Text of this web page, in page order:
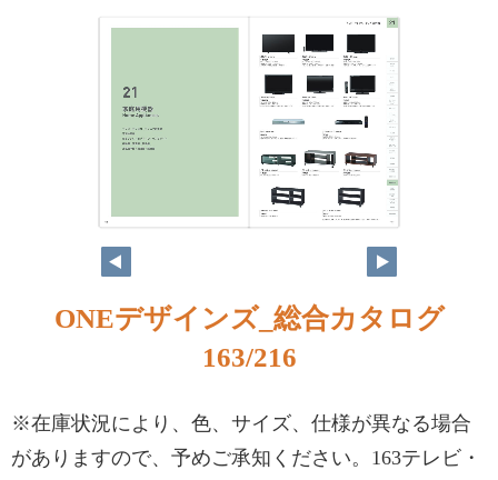
ONEデザインズ_総合カタログ
163/216
※在庫状況により、色、サイズ、仕様が異なる場合
がありますので、予めご承知ください。163テレビ・